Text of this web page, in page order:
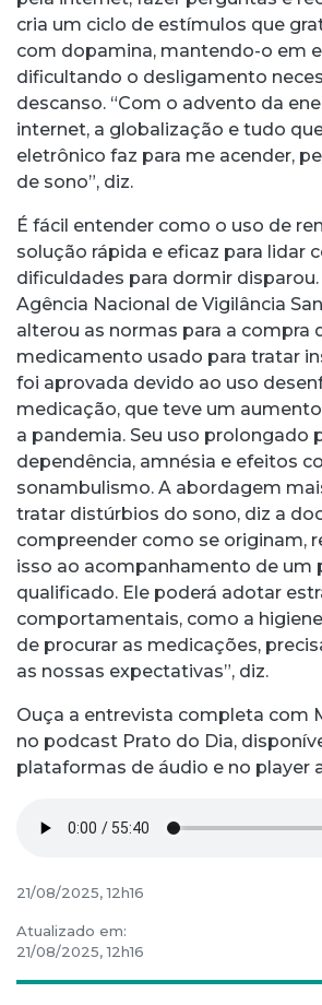
cria um ciclo de estímulos que
com dopamina, mantendo-o em
dificultando o desligamento
descanso. “Com o advento da
internet, a globalização e tudo
eletrônico faz para me acender,
de sono”, diz.
É fácil entender como o uso de
solução rápida e eficaz para lidar
dificuldades para dormir disparou.
Agência Nacional de Vigilância
alterou as normas para a compra
medicamento usado para tratar
foi aprovada devido ao uso
medicação, que teve um aumento
a pandemia. Seu uso prolongado
dependência, amnésia e efeitos
sonambulismo. A abordagem
tratar distúrbios do sono, diz a
compreender como se originam,
isso ao acompanhamento de um
qualificado. Ele poderá adotar
comportamentais, como a
de procurar as medicações,
as nossas expectativas”, diz.
Ouça a entrevista completa com
no podcast Prato do Dia,
plataformas de áudio e no player
21/08/2025, 12h16
Atualizado em:
21/08/2025, 12h16